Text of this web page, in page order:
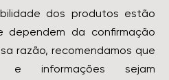
dos produtos estão
da confirmação
razão, recomendamos que
informações sejam